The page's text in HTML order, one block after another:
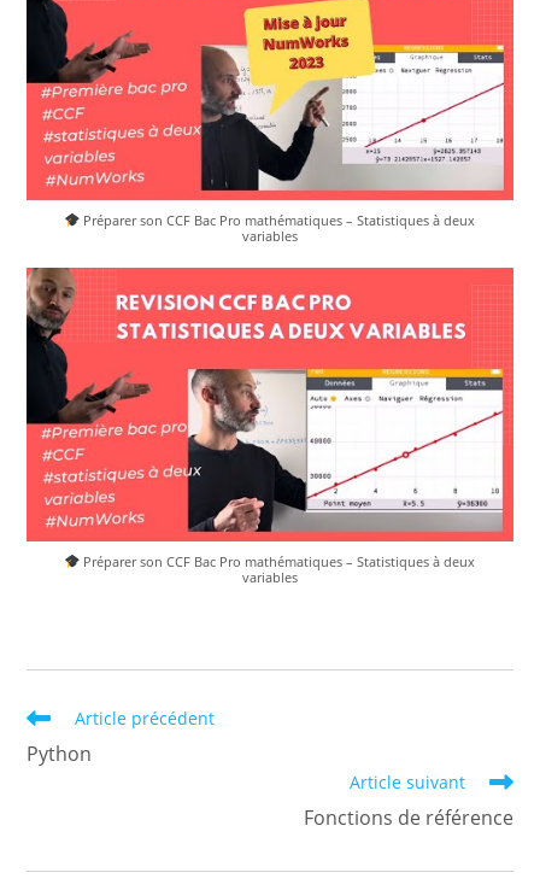
Préparer son CCF Bac Pro mathématiques – Statistiques à deux
variables
Préparer son CCF Bac Pro mathématiques – Statistiques à deux
variables
Read
more
articles
Article précédent
Python
Article suivant
Fonctions de référence